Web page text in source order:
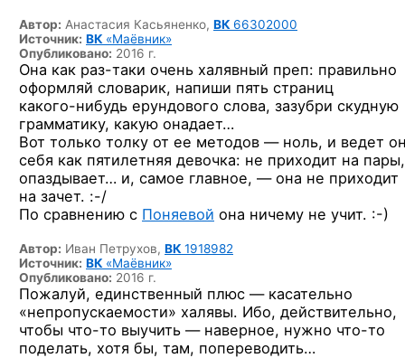
Автор: Анастасия Касьяненко, ВК 66302000
Источник: ВК «Маёвник»
Опубликовано: 2016 г.
Она как раз-таки очень халявный преп: правильно
оформляй словарик, напиши пять страниц
какого-нибудь ерундового слова, зазубри скудную
грамматику, какую онадает…
Вот только толку от ее методов — ноль, и ведет
себя как пятилетняя девочка: не приходит на пары,
опаздывает… и, самое главное, — она не приходит
на зачет. :-/
По сравнению с Поняевой она ничему не учит. :-)
Автор: Иван Петрухов, ВК 1918982
Источник: ВК «Маёвник»
Опубликовано: 2016 г.
Пожалуй, единственный плюс — касательно
«непропускаемости» халявы. Ибо, действительно,
чтобы что-то выучить — наверное, нужно что-то
поделать, хотя бы, там, попереводить…